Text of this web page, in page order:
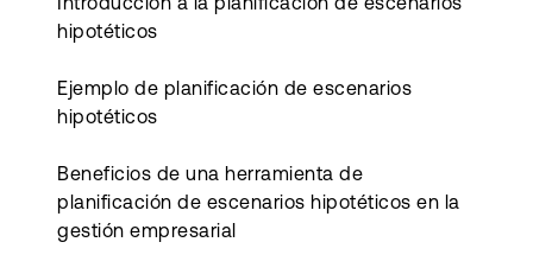
hipotéticos
Ejemplo de planificación de escenarios
hipotéticos
Beneficios de una herramienta de
planificación de escenarios hipotéticos en la
gestión empresarial